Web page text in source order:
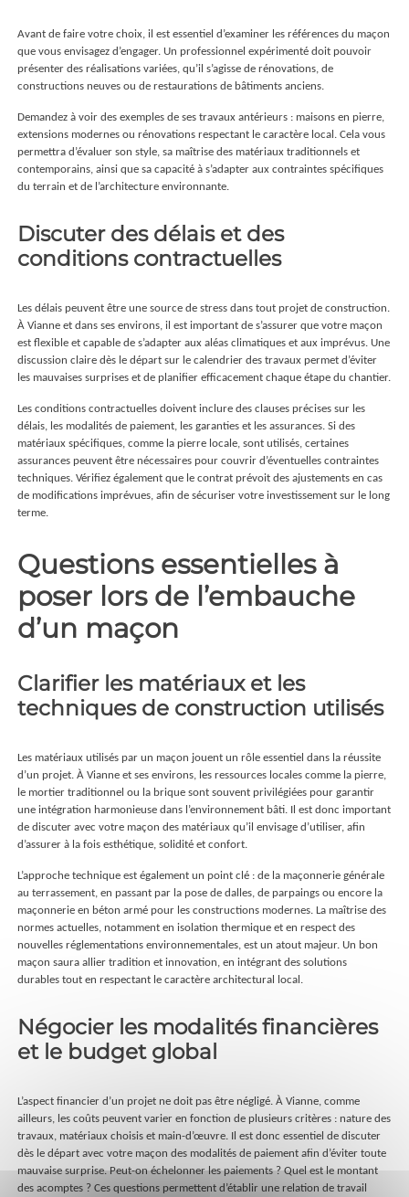
Avant de faire votre choix, il est essentiel d’examiner les références du maçon
que vous envisagez d’engager. Un professionnel expérimenté doit pouvoir
présenter des réalisations variées, qu’il s’agisse de rénovations, de
constructions neuves ou de restaurations de bâtiments anciens.
Demandez à voir des exemples de ses travaux antérieurs : maisons en pierre,
extensions modernes ou rénovations respectant le caractère local. Cela vous
permettra d’évaluer son style, sa maîtrise des matériaux traditionnels et
contemporains, ainsi que sa capacité à s’adapter aux contraintes spécifiques
du terrain et de l’architecture environnante.
Discuter des délais et des
conditions contractuelles
Les délais peuvent être une source de stress dans tout projet de construction.
À Vianne et dans ses environs, il est important de s’assurer que votre maçon
est flexible et capable de s’adapter aux aléas climatiques et aux imprévus. Une
discussion claire dès le départ sur le calendrier des travaux permet d’éviter
les mauvaises surprises et de planifier efficacement chaque étape du chantier.
Les conditions contractuelles doivent inclure des clauses précises sur les
délais, les modalités de paiement, les garanties et les assurances. Si des
matériaux spécifiques, comme la pierre locale, sont utilisés, certaines
assurances peuvent être nécessaires pour couvrir d’éventuelles contraintes
techniques. Vérifiez également que le contrat prévoit des ajustements en cas
de modifications imprévues, afin de sécuriser votre investissement sur le long
terme.
Questions essentielles à
poser lors de l’embauche
d’un maçon
Clarifier les matériaux et les
techniques de construction utilisés
Les matériaux utilisés par un maçon jouent un rôle essentiel dans la réussite
d’un projet. À Vianne et ses environs, les ressources locales comme la pierre,
le mortier traditionnel ou la brique sont souvent privilégiées pour garantir
une intégration harmonieuse dans l’environnement bâti. Il est donc important
de discuter avec votre maçon des matériaux qu’il envisage d’utiliser, afin
d’assurer à la fois esthétique, solidité et confort.
L’approche technique est également un point clé : de la maçonnerie générale
au terrassement, en passant par la pose de dalles, de parpaings ou encore la
maçonnerie en béton armé pour les constructions modernes. La maîtrise des
normes actuelles, notamment en isolation thermique et en respect des
nouvelles réglementations environnementales, est un atout majeur. Un bon
maçon saura allier tradition et innovation, en intégrant des solutions
durables tout en respectant le caractère architectural local.
Négocier les modalités financières
et le budget global
L’aspect financier d’un projet ne doit pas être négligé. À Vianne, comme
ailleurs, les coûts peuvent varier en fonction de plusieurs critères : nature des
travaux, matériaux choisis et main-d’œuvre. Il est donc essentiel de discuter
dès le départ avec votre maçon des modalités de paiement afin d’éviter toute
mauvaise surprise. Peut-on échelonner les paiements ? Quel est le montant
des acomptes ? Ces questions permettent d’établir une relation de travail